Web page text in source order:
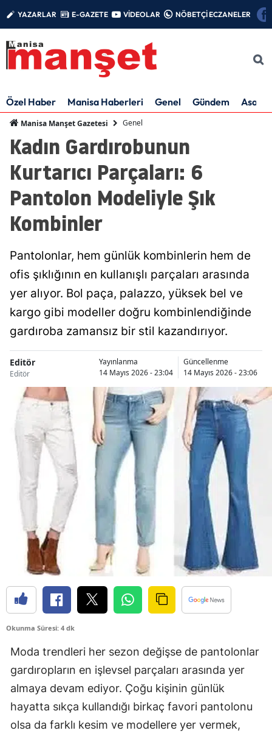
YAZARLAR E-GAZETE VİDEOLAR NÖBETÇİ ECZANELER
Özel Haber Manisa Haberleri Genel Gündem Asayiş
Manisa Manşet Gazetesi Genel
Kadın Gardırobunun
Kurtarıcı Parçaları: 6
Pantolon Modeliyle Şık
Kombinler
Pantolonlar, hem günlük kombinlerin hem de
ofis şıklığının en kullanışlı parçaları arasında
yer alıyor. Bol paça, palazzo, yüksek bel ve
kargo gibi modeller doğru kombinlendiğinde
gardıroba zamansız bir stil kazandırıyor.
Editör
Editör
Yayınlanma
14 Mayıs 2026 - 23:04
Güncellenme
14 Mayıs 2026 - 23:06
Okunma Süresi: 4 dk
Moda trendleri her sezon değişse de pantolonlar
gardıropların en işlevsel parçaları arasında yer
almaya devam ediyor. Çoğu kişinin günlük
hayatta sıkça kullandığı birkaç favori pantolonu
olsa da farklı kesim ve modellere yer vermek,